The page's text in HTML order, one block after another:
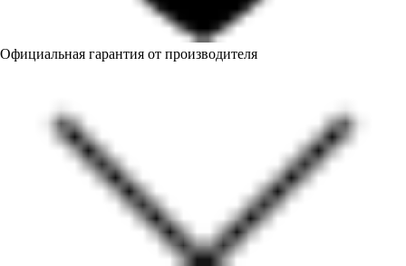
Официальная гарантия от производителя